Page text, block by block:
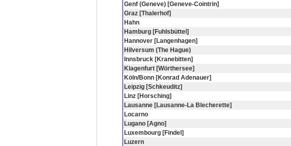
Genf (Geneve) [Geneve-Cointrin]
Graz [Thalerhof]
Hahn
Hamburg [Fuhlsbüttel]
Hannover [Langenhagen]
Hilversum (The Hague)
Innsbruck [Kranebitten]
Klagenfurt [Wörthersee]
Köln/Bonn [Konrad Adenauer]
Leipzig [Schkeuditz]
Linz [Horsching]
Lausanne [Lausanne-La Blecherette]
Locarno
Lugano [Agno]
Luxembourg [Findel]
Luzern